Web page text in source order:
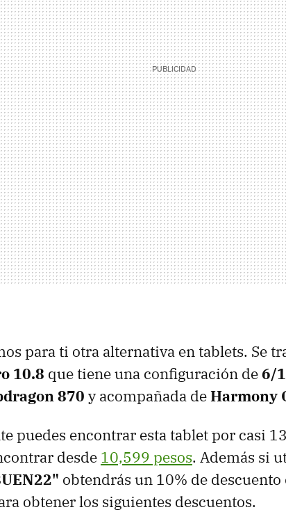
para ti otra alternativa en tablets. Se
10.8 que tiene una configuración de6/
870 y acompañada deHarmony
puedes encontrar esta tablet por casi
desde 10,599 pesos. Además si
obtendrás un 10% de descuento
obtener los siguientes descuentos.